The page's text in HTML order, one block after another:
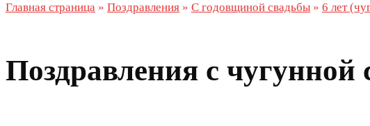
Главная страница » Поздравления » С годовщиной свадьбы » 6 лет
Поздравления с чугунной